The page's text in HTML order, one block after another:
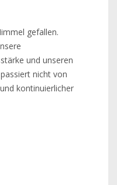
gefallen.
und unseren
nicht von
kontinuierlicher